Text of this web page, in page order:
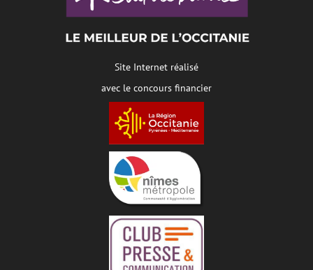
Site Internet réalisé
avec le concours financier